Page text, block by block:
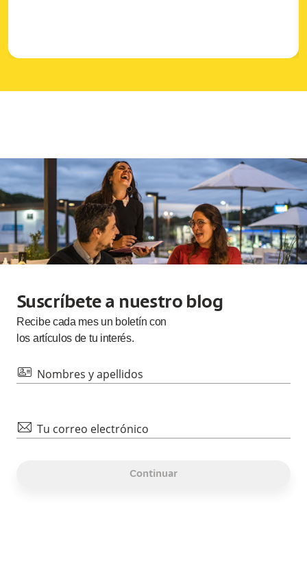
Suscríbete a nuestro blog
Recibe cada mesun boletín con
los artículos de tu interés.
id Nombres y apellidos
mail Tu correo electrónico
Continuar